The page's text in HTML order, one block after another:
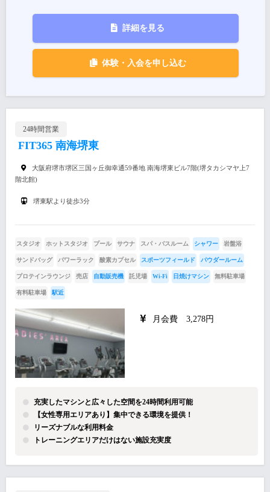
詳細を見る
体験・入会を申し込む
24時間営業
FIT365 南海堺東
大阪府堺市堺区三国ヶ丘御幸通59番地 南海堺東ビル7階(堺タカシマヤ上7
階北館)
堺東駅より徒歩3分
スタジオ ホットスタジオ プール サウナ スパ・バスルーム シャワー 岩盤浴
サンドバッグ パワーラック 酸素カプセル スポーツフィールド パウダールーム
プロテインラウンジ 売店 自動販売機 託児場 Wi-Fi 日焼けマシン 無料駐車場
有料駐車場 駅近
月会費 3,278円
充実したマシンと広々した空間を24時間利用可能
【女性専用エリアあり】集中できる環境を提供！
リーズナブルな利用料金
トレーニングエリアだけはない施設充実度